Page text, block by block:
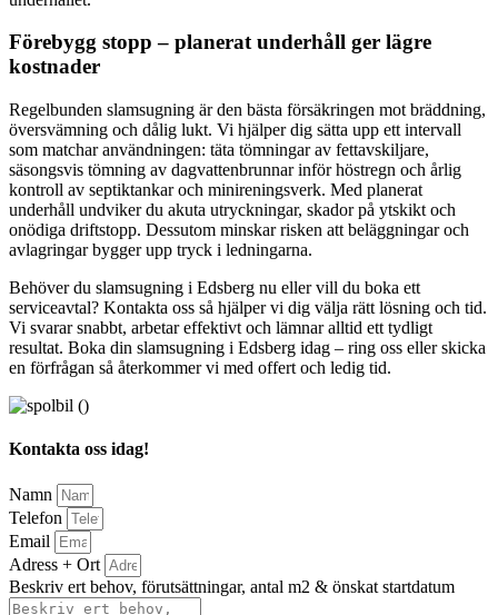
Förebygg stopp – planerat underhåll ger lägre
kostnader
Regelbunden slamsugning är den bästa försäkringen mot bräddning,
översvämning och dålig lukt. Vi hjälper dig sätta upp ett intervall
som matchar användningen: täta tömningar av fettavskiljare,
säsongsvis tömning av dagvattenbrunnar inför höstregn och årlig
kontroll av septiktankar och minireningsverk. Med planerat
underhåll undviker du akuta utryckningar, skador på ytskikt och
onödiga driftstopp. Dessutom minskar risken att beläggningar och
avlagringar bygger upp tryck i ledningarna.
Behöver du slamsugning i Edsberg nu eller vill du boka ett
serviceavtal? Kontakta oss så hjälper vi dig välja rätt lösning och tid.
Vi svarar snabbt, arbetar effektivt och lämnar alltid ett tydligt
resultat. Boka din slamsugning i Edsberg idag – ring oss eller skicka
en förfrågan så återkommer vi med offert och ledig tid.
Kontakta oss idag!
Namn
Telefon
Email
Adress + Ort
Beskriv ert behov, förutsättningar, antal m2 & önskat startdatum